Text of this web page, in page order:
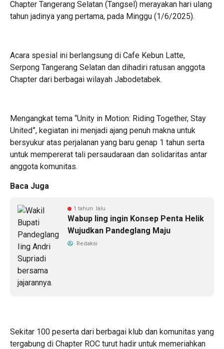
Chapter Tangerang Selatan (Tangsel) merayakan hari ulang
tahun jadinya yang pertama, pada Minggu (1/6/2025).
Acara spesial ini berlangsung di Cafe Kebun Latte,
Serpong Tangerang Selatan dan dihadiri ratusan anggota
Chapter dari berbagai wilayah Jabodetabek.
Mengangkat tema “Unity in Motion: Riding Together, Stay
United”, kegiatan ini menjadi ajang penuh makna untuk
bersyukur atas perjalanan yang baru genap 1 tahun serta
untuk mempererat tali persaudaraan dan solidaritas antar
anggota komunitas.
Baca Juga
1 tahun lalu
Wabup Iing ingin Konsep Penta Helik
Wujudkan Pandeglang Maju
Redaksi
Sekitar 100 peserta dari berbagai klub dan komunitas yang
tergabung di Chapter ROC turut hadir untuk memeriahkan